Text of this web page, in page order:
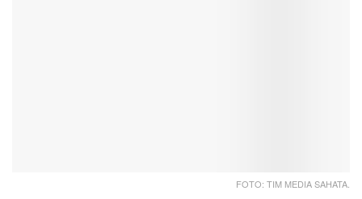
FOTO: TIM MEDIA SAHATA.